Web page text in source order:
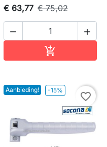
€ 63,77 € 75,02
 

Aanbieding! -15%
favorite_border